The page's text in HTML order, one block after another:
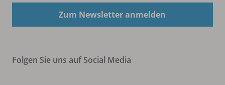
Zum Newsletter anmelden
Folgen Sie uns auf Social Media